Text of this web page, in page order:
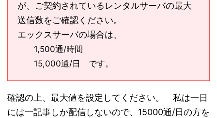
が、ご契約されているレンタルサーバの最大
送信数をご確認ください。
エックスサーバの場合は、
1,500通/時間
15,000通/日 です。
確認の上、最大値を設定してください。 私は一日
には一記事しか配信しないので、15000通/日の方を